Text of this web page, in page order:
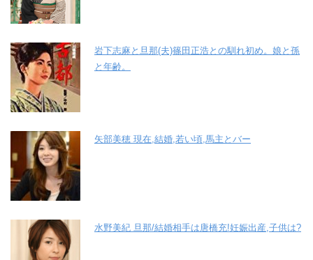
岩下志麻と旦那(夫)篠田正浩との馴れ初め。娘と孫
と年齢。
矢部美穂 現在,結婚,若い頃,馬主とバー
水野美紀 旦那/結婚相手は唐橋充!妊娠出産,子供は?